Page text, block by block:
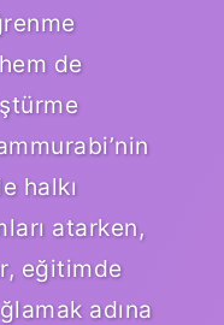
de
halkı
atarken,
eğitimde
adına